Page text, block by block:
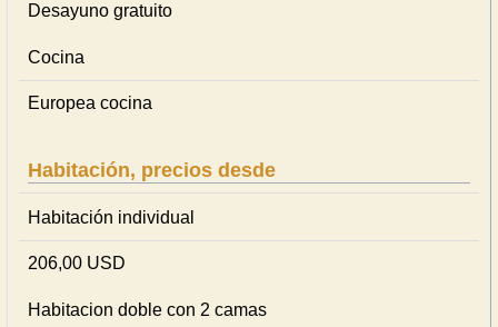
Desayuno gratuito
Cocina
Europea cocina
Habitación, precios desde
Habitación individual
206,00 USD
Habitacion doble con 2 camas